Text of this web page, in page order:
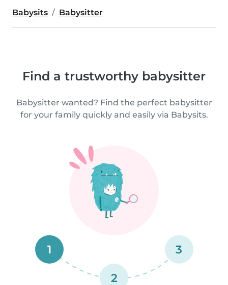
Babysits Babysitter
Find a trustworthy babysitter
Babysitter wanted? Find the perfect babysitter
for your family quickly and easily via Babysits.
1
2
3